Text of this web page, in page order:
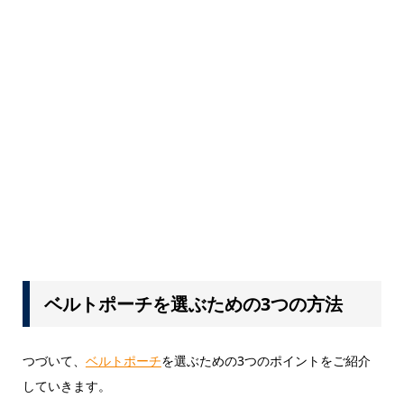
ベルトポーチを選ぶための3つの方法
つづいて、 ベルトポーチを選ぶための3つのポイントをご紹介
していきます。